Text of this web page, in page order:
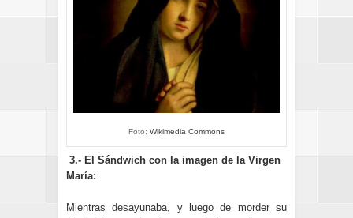
Foto: Wikimedia Commons
3.- El Sándwich con la imagen de la Virgen
María:
Mientras desayunaba, y luego de morder su